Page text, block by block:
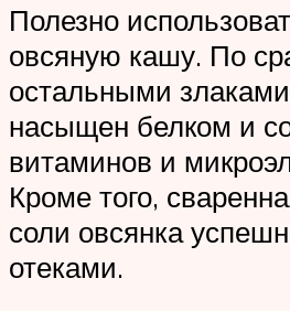
Полезно
овсяную кашу. По
остальными
насыщен белком и
витаминов и
Кроме того,
соли овсянка
отеками.